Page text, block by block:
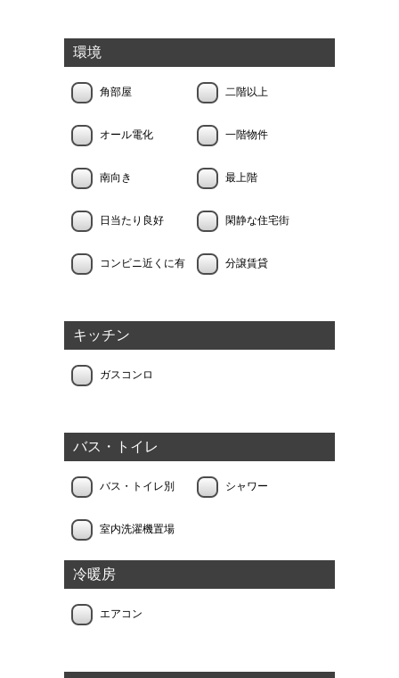
環境
角部屋 二階以上
オール電化 一階物件
南向き 最上階
日当たり良好 閑静な住宅街
コンビニ近くに有 分譲賃貸
キッチン
ガスコンロ
バス・トイレ
バス・トイレ別 シャワー
室内洗濯機置場
冷暖房
エアコン